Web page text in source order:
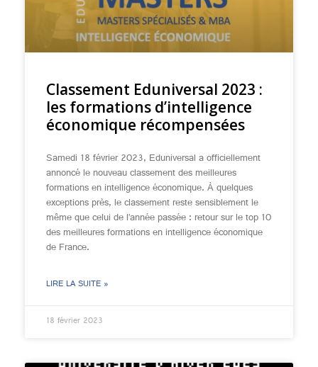
Classement Eduniversal 2023 :
les formations d’intelligence
économique récompensées
Samedi 18 février 2023, Eduniversal a officiellement
annoncé le nouveau classement des meilleures
formations en intelligence économique. À quelques
exceptions près, le classement reste sensiblement le
même que celui de l’année passée : retour sur le top 10
des meilleures formations en intelligence économique
de France.
LIRE LA SUITE »
18 février 2023